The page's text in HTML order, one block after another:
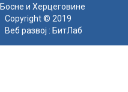
Босне и Херцеговине
Copyright © 2019
Веб развој : БитЛаб